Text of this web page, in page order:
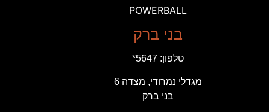
POWERBALL
בני ברק
טלפון: 5647*
מגדלי נמרודי, מצדה 6
בני ברק